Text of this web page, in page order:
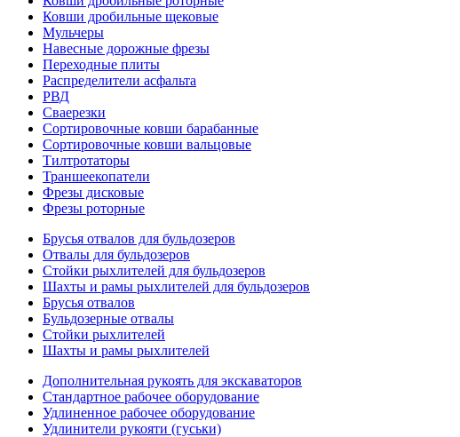
Ковши дробильные щековые
Мульчеры
Навесные дорожные фрезы
Переходные плиты
Распределители асфальта
РВД
Сваерезки
Сортировочные ковши барабанные
Сортировочные ковши вальцовые
Тилтротаторы
Траншеекопатели
Фрезы дисковые
Фрезы роторные
Брусья отвалов для бульдозеров
Отвалы для бульдозеров
Стойки рыхлителей для бульдозеров
Шахты и рамы рыхлителей для бульдозеров
Брусья отвалов
Бульдозерные отвалы
Стойки рыхлителей
Шахты и рамы рыхлителей
Дополнительная рукоять для экскаваторов
Стандартное рабочее оборудование
Удлиненное рабочее оборудование
Удлинители рукояти (гуськи)